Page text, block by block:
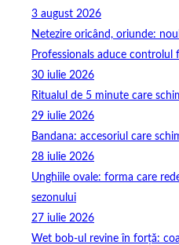
3 august 2026
Netezire oricând, oriunde:
Professionals aduce
30 iulie 2026
Ritualul de 5 minute care
29 iulie 2026
Bandana: accesoriul care
28 iulie 2026
Unghiile ovale: forma care
sezonului
27 iulie 2026
Wet bob-ul revine în forță: